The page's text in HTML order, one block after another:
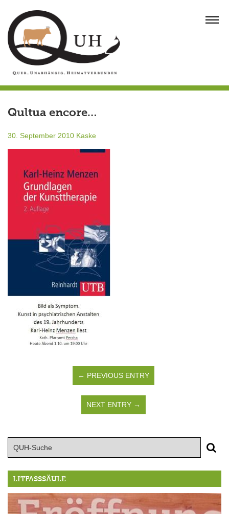
content
Qultua encore…
30. September 2010 Kaske
← PREVIOUS ENTRY
NEXT ENTRY →
LITFASSSÄULE